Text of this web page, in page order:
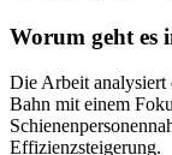
Worum geht es
Die Arbeit analysiert
Bahn mit einem
Effizienzsteigerung.